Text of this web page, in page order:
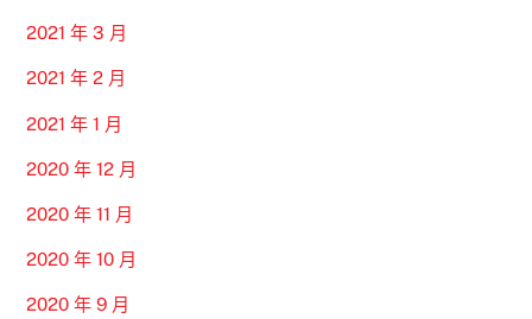
2021 年 3 月
2021 年 2 月
2021 年 1 月
2020 年 12 月
2020 年 11 月
2020 年 10 月
2020 年 9 月